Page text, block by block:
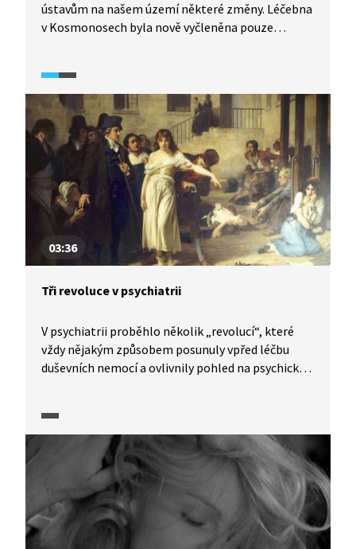
ústavům na našem území některé změny. Léčebna
v Kosmonosech byla nově vyčleněna pouze
Na základě určitých kritérií vyselektovali
neperspektivní pacienty a přichystali pro ně
transport do plynových komor. K němu nakonec
nedošlo, přesto úmrtnost v léčebnách za války
několikanásobně vzrostla kvůli špatným životním
podmínkám.
03:36
Tři revoluce v psychiatrii
V psychiatrii proběhlo několik „revolucí“, které
vždy nějakým způsobem posunuly vpřed léčbu
duševních nemocí a ovlivnily pohled na psychicky
péči, ale s vývojem vědy se vyvíjely i možnosti
v oblasti medikamentů. Zvláště v průběhu 20.
století se v psychiatrii změnilo prakticky vše
a dnešní psychiatrie je vesměs popisována jako éra
psychofarmak.